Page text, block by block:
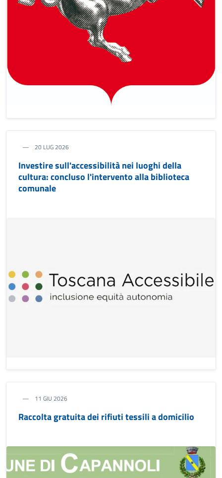
20 LUG 2026
Investire sull'accessibilità nei luoghi della
cultura: concluso l'intervento alla biblioteca
comunale
11 GIU 2026
Raccolta gratuita dei rifiuti tessili a domicilio